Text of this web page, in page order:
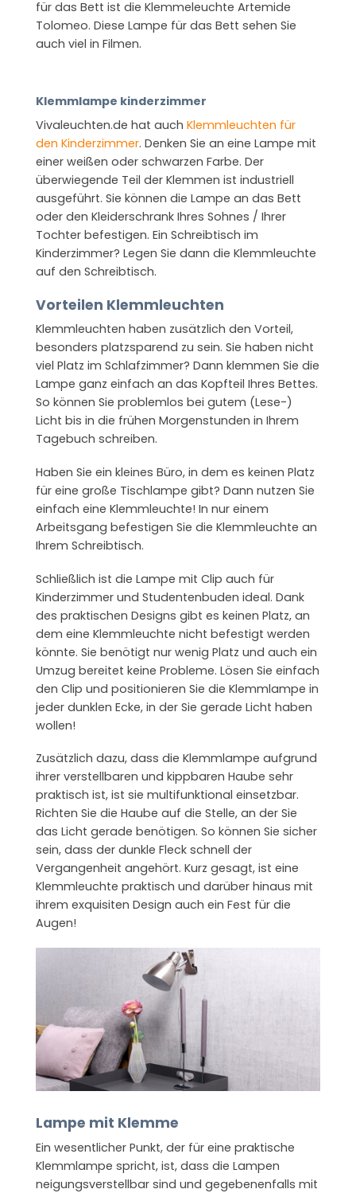
für das Bett ist die Klemmeleuchte Artemide
Tolomeo. Diese Lampe für das Bett sehen Sie
auch viel in Filmen.
Klemmlampe kinderzimmer
Vivaleuchten.de hat auch Klemmleuchten für
den Kinderzimmer. Denken Sie an eine Lampe mit
einer weißen oder schwarzen Farbe. Der
überwiegende Teil der Klemmen ist industriell
ausgeführt. Sie können die Lampe an das Bett
oder den Kleiderschrank Ihres Sohnes / Ihrer
Tochter befestigen. Ein Schreibtisch im
Kinderzimmer? Legen Sie dann die Klemmleuchte
auf den Schreibtisch.
Vorteilen Klemmleuchten
Klemmleuchten haben zusätzlich den Vorteil,
besonders platzsparend zu sein. Sie haben nicht
viel Platz im Schlafzimmer? Dann klemmen Sie die
Lampe ganz einfach an das Kopfteil Ihres Bettes.
So können Sie problemlos bei gutem (Lese-)
Licht bis in die frühen Morgenstunden in Ihrem
Tagebuch schreiben.
Haben Sie ein kleines Büro, in dem es keinen Platz
für eine große Tischlampe gibt? Dann nutzen Sie
einfach eine Klemmleuchte! In nur einem
Arbeitsgang befestigen Sie die Klemmleuchte an
Ihrem Schreibtisch.
Schließlich ist die Lampe mit Clip auch für
Kinderzimmer und Studentenbuden ideal. Dank
des praktischen Designs gibt es keinen Platz, an
dem eine Klemmleuchte nicht befestigt werden
könnte. Sie benötigt nur wenig Platz und auch ein
Umzug bereitet keine Probleme. Lösen Sie einfach
den Clip und positionieren Sie die Klemmlampe in
jeder dunklen Ecke, in der Sie gerade Licht haben
wollen!
Zusätzlich dazu, dass die Klemmlampe aufgrund
ihrer verstellbaren und kippbaren Haube sehr
praktisch ist, ist sie multifunktional einsetzbar.
Richten Sie die Haube auf die Stelle, an der Sie
das Licht gerade benötigen. So können Sie sicher
sein, dass der dunkle Fleck schnell der
Vergangenheit angehört. Kurz gesagt, ist eine
Klemmleuchte praktisch und darüber hinaus mit
ihrem exquisiten Design auch ein Fest für die
Augen!
Lampe mit Klemme
Ein wesentlicher Punkt, der für eine praktische
Klemmlampe spricht, ist, dass die Lampen
neigungsverstellbar sind und gegebenenfalls mit